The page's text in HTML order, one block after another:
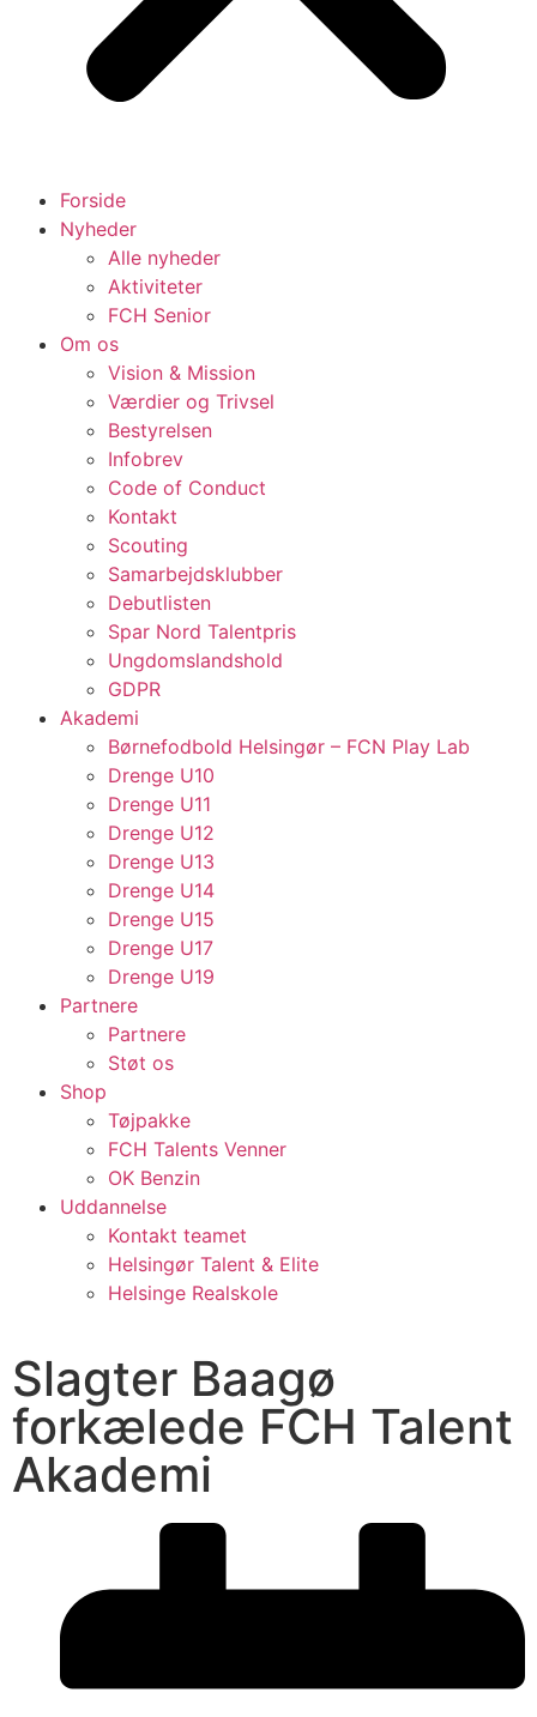
Forside
Nyheder
Alle nyheder
Aktiviteter
FCH Senior
Om os
Vision & Mission
Værdier og Trivsel
Bestyrelsen
Infobrev
Code of Conduct
Kontakt
Scouting
Samarbejdsklubber
Debutlisten
Spar Nord Talentpris
Ungdomslandshold
GDPR
Akademi
Børnefodbold Helsingør – FCN Play Lab
Drenge U10
Drenge U11
Drenge U12
Drenge U13
Drenge U14
Drenge U15
Drenge U17
Drenge U19
Partnere
Partnere
Støt os
Shop
Tøjpakke
FCH Talents Venner
OK Benzin
Uddannelse
Kontakt teamet
Helsingør Talent & Elite
Helsinge Realskole
Slagter Baagø
forkælede FCH Talent
Akademi